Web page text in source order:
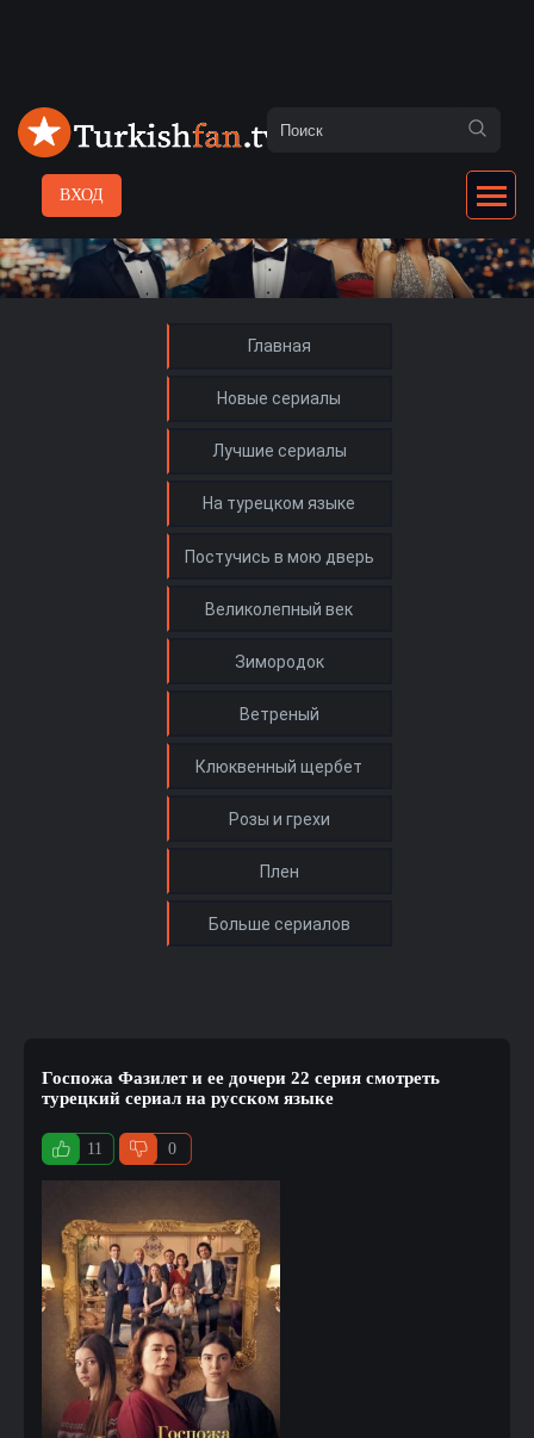
ВХОД
Главная
Новые сериалы
Лучшие сериалы
На турецком языке
Госпожа Фазилет и ее дочери 22 серия смотреть
турецкий сериал на русском языке
11 0